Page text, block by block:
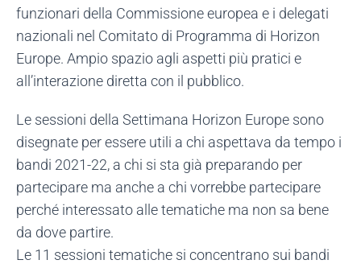
funzionari della Commissione europea e i delegati
nazionali nel Comitato di Programma di Horizon
Europe. Ampio spazio agli aspetti più pratici e
all’interazione diretta con il pubblico.
Le sessioni della Settimana Horizon Europe sono
disegnate per essere utili a chi aspettava da tempo i
bandi 2021-22, a chi si sta già preparando per
partecipare ma anche a chi vorrebbe partecipare
perché interessato alle tematiche ma non sa bene
da dove partire.
Le 11 sessioni tematiche si concentrano sui bandi